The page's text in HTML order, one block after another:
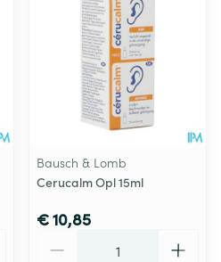
Bausch & Lomb
Cerucalm Opl 15ml
€ 10,85